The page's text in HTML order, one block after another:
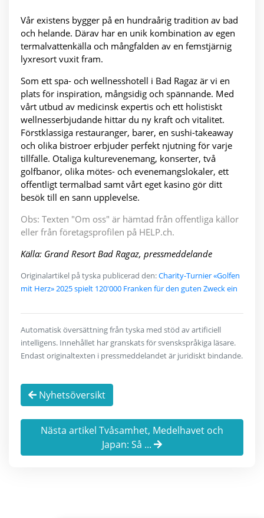
Vår existens bygger på en hundraårig tradition av bad
och helande. Därav har en unik kombination av egen
termalvattenkälla och mångfalden av en femstjärnig
lyxresort vuxit fram.
Som ett spa- och wellnesshotell i Bad Ragaz är vi en
plats för inspiration, mångsidig och spännande. Med
vårt utbud av medicinsk expertis och ett holistiskt
wellnesserbjudande hittar du ny kraft och vitalitet.
Förstklassiga restauranger, barer, en sushi-takeaway
och olika bistroer erbjuder perfekt njutning för varje
tillfälle. Otaliga kulturevenemang, konserter, två
golfbanor, olika mötes- och evenemangslokaler, ett
offentligt termalbad samt vårt eget kasino gör ditt
besök till en sann upplevelse.
Obs: Texten "Om oss" är hämtad från offentliga källor
eller från företagsprofilen på HELP.ch.
Källa: Grand Resort Bad Ragaz, pressmeddelande
Originalartikel på tyska publicerad den:Charity-Turnier «Golfen
mit Herz» 2025 spielt 120'000 Franken für den guten Zweck ein
Automatisk översättning från tyska med stöd av artificiell
intelligens. Innehållet har granskats för svenskspråkiga läsare.
Endast originaltexten i pressmeddelandet är juridiskt bindande.
Nyhetsöversikt
Nästa artikel Tvåsamhet, Medelhavet och
Japan: Så ...